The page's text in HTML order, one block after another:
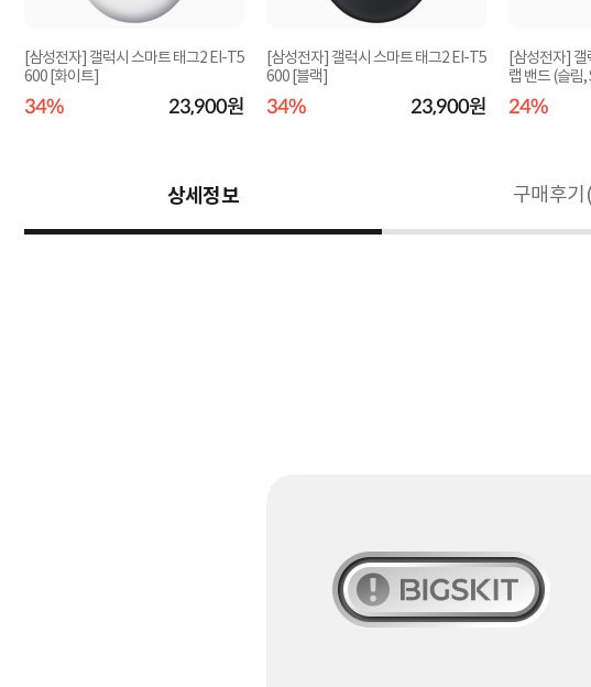
[삼성전자] 갤럭시 스마트 태그2 EI-T5
600 [화이트]
34% 23,900원
[삼성전자] 갤럭시 스마트 태그2 EI-T5
600 [블랙]
34% 23,900원
[삼성전자]
랩 밴드
24%
상세정보 구매후기(